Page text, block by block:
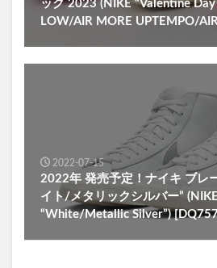
ック 2023 (NIKE “Valentine
LOW/AIR MORE UPTEMPO/
2022-07-15
2022年 発売予定！ナイキ ブレ
イト/メタリックシルバー”
“White/Metallic Silver”)